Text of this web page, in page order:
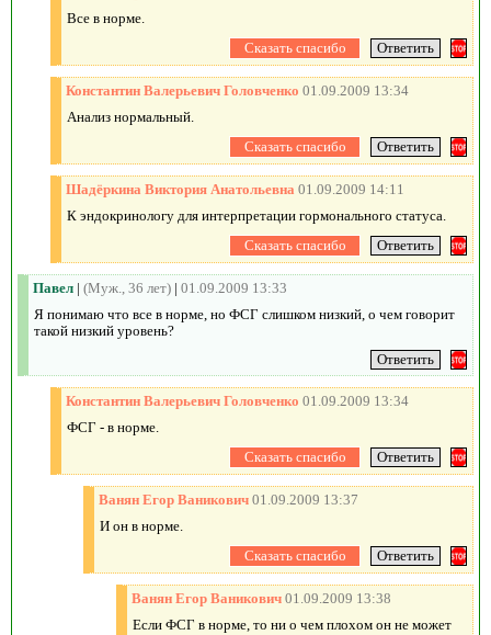
Все в норме.
Константин Валерьевич Головченко 01.09.2009 13:34
Анализ нормальный.
Шадёркина Виктория Анатольевна 01.09.2009 14:11
К эндокринологу для интерпретации гормонального статуса.
Павел | (Муж., 36 лет) | 01.09.2009 13:33
Я понимаю что все в норме, но ФСГ слишком низкий, о чем говорит
такой низкий уровень?
Константин Валерьевич Головченко 01.09.2009 13:34
ФСГ - в норме.
Ванян Егор Ваникович 01.09.2009 13:37
И он в норме.
Ванян Егор Ваникович 01.09.2009 13:38
Если ФСГ в норме, то ни о чем плохом он не может